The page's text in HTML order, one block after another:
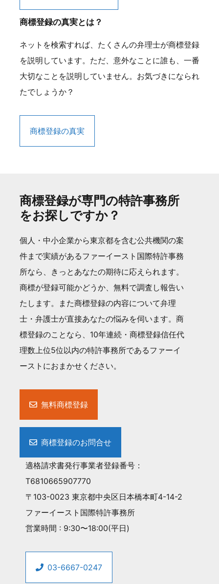
商標登録の真実とは？
ネットを検索すれば、たくさんの弁理士が商標登録
を説明しています。ただ、意外なことに誰も、一番
大切なことを説明していません。お気づきになられ
たでしょうか？
商標登録の真実
商標登録が専門の特許事務所
をお探しですか？
個人・中小企業から東京都を含む公共機関の案
件まで実績があるファーイースト国際特許事務
所なら、きっとあなたの期待に応えられます。
商標が登録可能かどうか、無料で調査し報告い
たします。また商標登録の内容について弁理
士・弁護士が直接あなたの悩みを伺います。商
標登録のことなら、10年連続・商標登録信任代
理数上位5位以内の特許事務所であるファーイ
ーストにおまかせください。
無料商標登録
商標登録のお問合せ
適格請求書発行事業者登録番号：
T6810665907770
〒103-0023 東京都中央区日本橋本町4-14-2
ファーイースト国際特許事務所
営業時間 : 9:30〜18:00(平日)
03-6667-0247